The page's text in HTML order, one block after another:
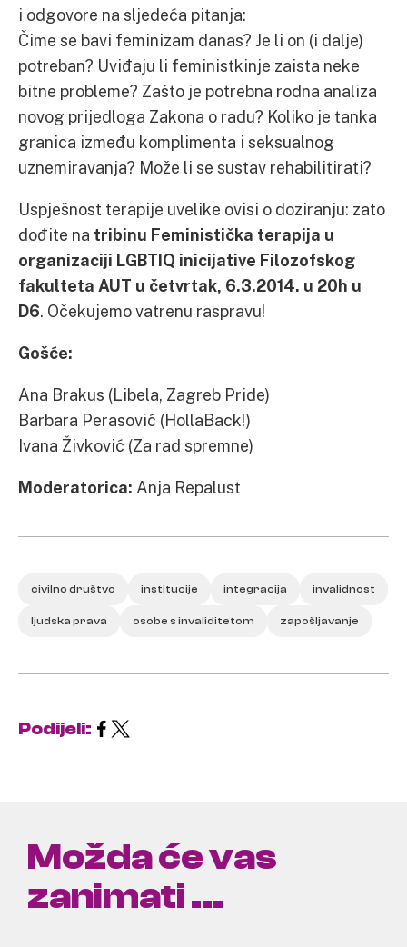
i odgovore na sljedeća pitanja:
Čime se bavi feminizam danas? Je li on (i dalje)
potreban? Uviđaju li feministkinje zaista neke
bitne probleme? Zašto je potrebna rodna analiza
novog prijedloga Zakona o radu? Koliko je tanka
granica između komplimenta i seksualnog
uznemiravanja? Može li se sustav rehabilitirati?
Uspješnost terapije uvelike ovisi o doziranju: zato
dođite na tribinu Feministička terapija u
organizaciji LGBTIQ inicijative Filozofskog
fakulteta AUT u četvrtak, 6.3.2014. u 20h u
D6. Očekujemo vatrenu raspravu!
Gošće:
Ana Brakus (Libela, Zagreb Pride)
Barbara Perasović (HollaBack!)
Ivana Živković (Za rad spremne)
Moderatorica: Anja Repalust
civilno društvo institucije integracija invalidnost
ljudska prava osobe s invaliditetom zapošljavanje
Podijeli:
Možda će vas
zanimati ...